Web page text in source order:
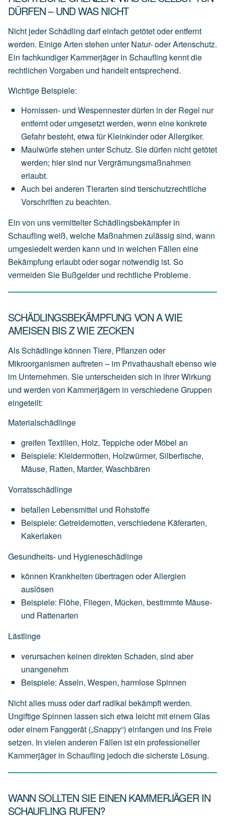
DÜRFEN – UND WAS NICHT
Nicht jeder Schädling darf einfach getötet oder entfernt
werden. Einige Arten stehen unter Natur- oder Artenschutz.
Ein fachkundiger Kammerjäger in Schaufling kennt die
rechtlichen Vorgaben und handelt entsprechend.
Wichtige Beispiele:
Hornissen- und Wespennesterdürfen in der Regel nur
entferntoder umgesetztwerden, wenn eine konkrete
Gefahrbesteht, etwafür KleinkinderoderAllergiker.
Maulwürfestehen unterSchutz. Siedürfen nichtgetötet
werden; hiersind nurVergrämungsmaßnahmen
erlaubt.
Auch bei anderen Tierarten sind tierschutzrechtliche
Vorschriften zu beachten.
Ein von uns vermittelter Schädlingsbekämpfer in
Schaufling weiß, welche Maßnahmen zulässig sind, wann
umgesiedelt werden kann und in welchen Fällen eine
Bekämpfung erlaubt oder sogar notwendig ist. So
vermeiden Sie Bußgelder und rechtliche Probleme.
SCHÄDLINGSBEKÄMPFUNG VON A WIE
AMEISEN BIS Z WIE ZECKEN
Als Schädlinge können Tiere, Pflanzen oder
Mikroorganismen auftreten – im Privathaushalt ebenso wie
im Unternehmen. Sie unterscheiden sich in ihrer Wirkung
und werden von Kammerjägern in verschiedene Gruppen
eingeteilt:
Materialschädlinge
greifen Textilien, Holz, Teppicheoder Möbel an
Beispiele: Kleidermotten, Holzwürmer, Silberfische,
Mäuse, Ratten, Marder, Waschbären
Vorratsschädlinge
befallen Lebensmittel und Rohstoffe
Beispiele: Getreidemotten, verschiedene Käferarten,
Kakerlaken
Gesundheits- und Hygieneschädlinge
können Krankheiten übertragen oderAllergien
auslösen
Beispiele: Flöhe, Fliegen, Mücken, bestimmte Mäuse-
und Rattenarten
Lästlinge
verursachen keinen direkten Schaden, sind aber
unangenehm
Beispiele: Asseln, Wespen, harmloseSpinnen
Nicht alles muss oder darf radikal bekämpft werden.
Ungiftige Spinnen lassen sich etwa leicht mit einem Glas
oder einem Fanggerät („Snappy“) einfangen und ins Freie
setzen. In vielen anderen Fällen ist ein professioneller
Kammerjäger in Schaufling jedoch die sicherste Lösung.
WANN SOLLTEN SIE EINEN KAMMERJÄGER IN
SCHAUFLING RUFEN?